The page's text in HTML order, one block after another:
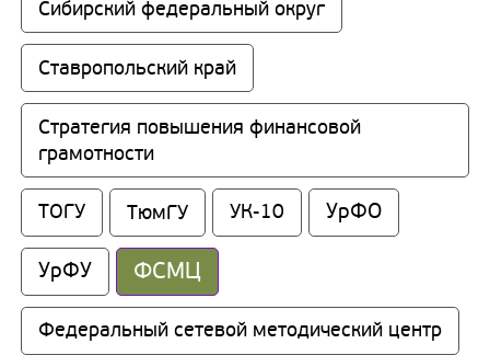
Сибирский федеральный округ
Ставропольский край
Стратегия повышения финансовой
грамотности
ТОГУ ТюмГУ УК-10 УрФО
УрФУ ФСМЦ
Федеральный сетевой методический центр